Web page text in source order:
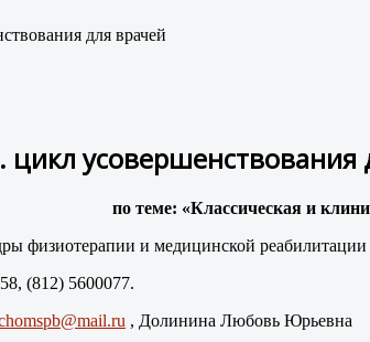
для врачей
усовершенствования
по теме: «Классическая и
физиотерапии и медицинской
(812) 5600077.
, Долинина Любовь Юрьевна